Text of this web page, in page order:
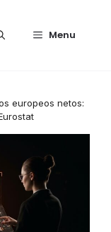
Menu
europeos netos: